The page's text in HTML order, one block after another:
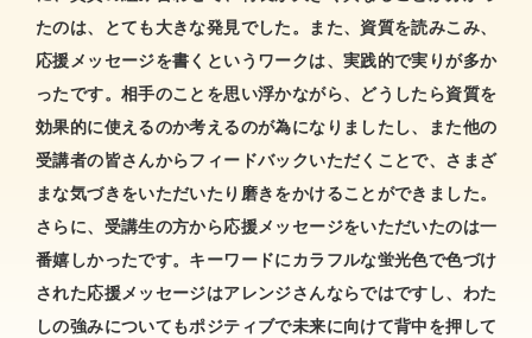
たのは、とても大きな発見でした。また、資質を読みこみ、
応援メッセージを書くというワークは、実践的で実りが多か
ったです。相手のことを思い浮かながら、どうしたら資質を
効果的に使えるのか考えるのが為になりましたし、また他の
受講者の皆さんからフィードバックいただくことで、さまざ
まな気づきをいただいたり磨きをかけることができました。
さらに、受講生の方から応援メッセージをいただいたのは一
番嬉しかったです。キーワードにカラフルな蛍光色で色づけ
された応援メッセージはアレンジさんならではですし、わた
しの強みについてもポジティブで未来に向けて背中を押して